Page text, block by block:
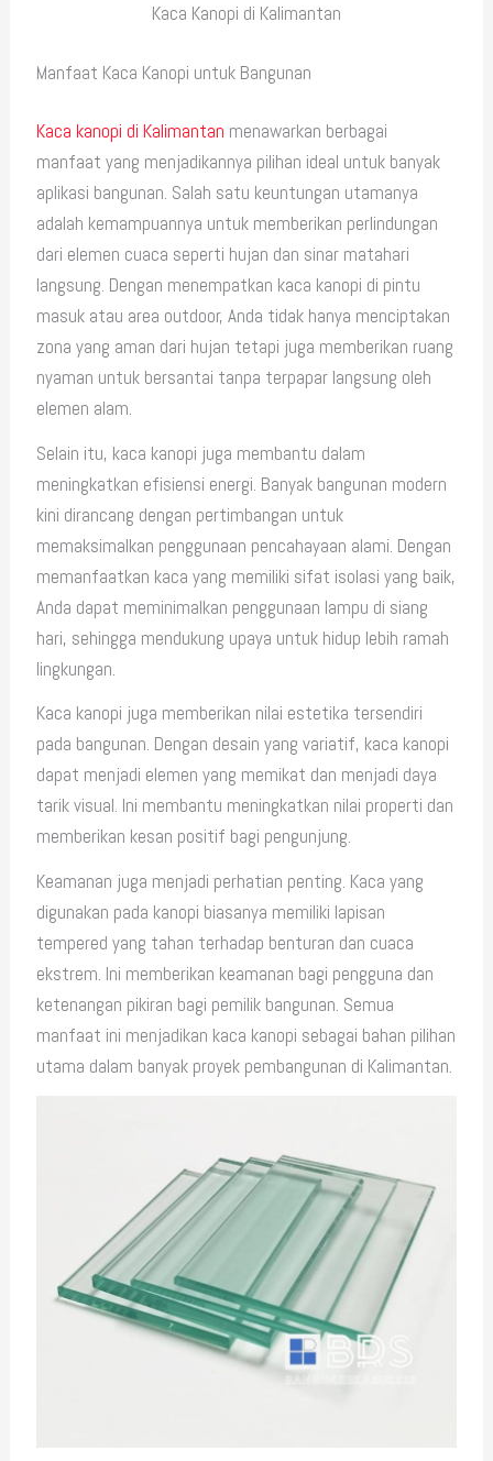
Kaca Kanopi di Kalimantan
Manfaat Kaca Kanopi untuk Bangunan
Kaca kanopi di Kalimantan menawarkan berbagai
manfaat yang menjadikannya pilihan ideal untuk banyak
aplikasi bangunan. Salah satu keuntungan utamanya
adalah kemampuannya untuk memberikan perlindungan
dari elemen cuaca seperti hujan dan sinar matahari
langsung. Dengan menempatkan kaca kanopi di pintu
masuk atau area outdoor, Anda tidak hanya menciptakan
zona yang aman dari hujan tetapi juga memberikan ruang
nyaman untuk bersantai tanpa terpapar langsung oleh
elemen alam.
Selain itu, kaca kanopi juga membantu dalam
meningkatkan efisiensi energi. Banyak bangunan modern
kini dirancang dengan pertimbangan untuk
memaksimalkan penggunaan pencahayaan alami. Dengan
memanfaatkan kaca yang memiliki sifat isolasi yang baik,
Anda dapat meminimalkan penggunaan lampu di siang
hari, sehingga mendukung upaya untuk hidup lebih ramah
lingkungan.
Kaca kanopi juga memberikan nilai estetika tersendiri
pada bangunan. Dengan desain yang variatif, kaca kanopi
dapat menjadi elemen yang memikat dan menjadi daya
tarik visual. Ini membantu meningkatkan nilai properti dan
memberikan kesan positif bagi pengunjung.
Keamanan juga menjadi perhatian penting. Kaca yang
digunakan pada kanopi biasanya memiliki lapisan
tempered yang tahan terhadap benturan dan cuaca
ekstrem. Ini memberikan keamanan bagi pengguna dan
ketenangan pikiran bagi pemilik bangunan. Semua
manfaat ini menjadikan kaca kanopi sebagai bahan pilihan
utama dalam banyak proyek pembangunan di Kalimantan.